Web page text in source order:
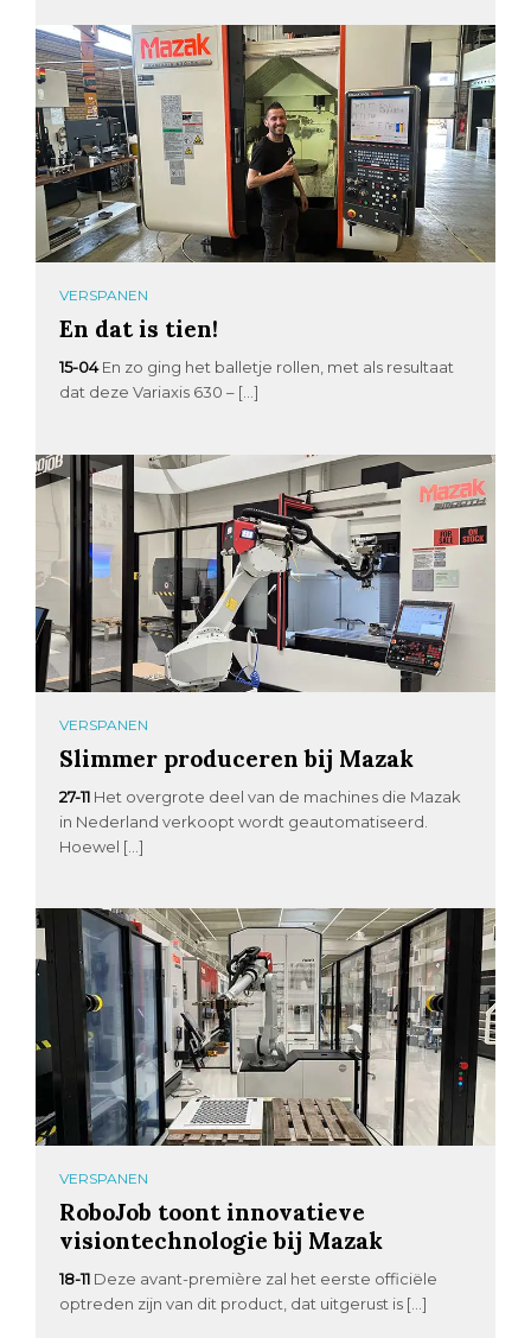
VERSPANEN
En dat is tien!
15-04 En zo ging het balletje rollen, met als resultaat
dat deze Variaxis 630 – […]
VERSPANEN
Slimmer produceren bij Mazak
27-11 Het overgrote deel van de machines die Mazak
in Nederland verkoopt wordt geautomatiseerd.
Hoewel […]
VERSPANEN
RoboJob toont innovatieve
visiontechnologie bij Mazak
18-11 Deze avant-première zal het eerste officiële
optreden zijn van dit product, dat uitgerust is […]